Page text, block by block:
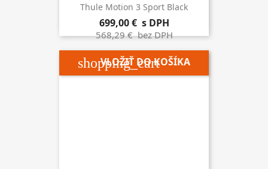
Thule Motion 3 Sport Black
699,00 € s DPH
568,29 €bez DPH
shopping_cart
VLOŽIŤ DO KOŠÍKA